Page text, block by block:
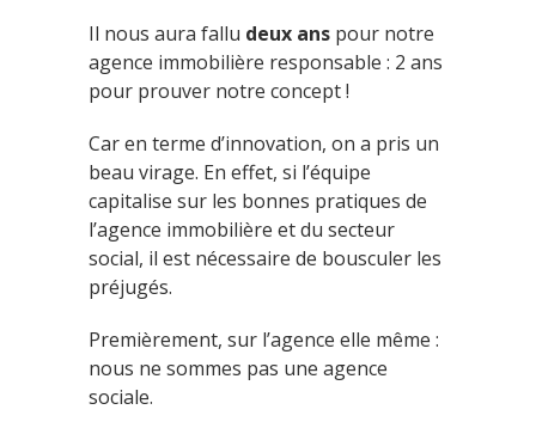
Il nous aura fallu deux ans pour notre
agence immobilière responsable : 2 ans
pour prouver notre concept !
Car en terme d’innovation, on a pris un
beau virage. En effet, si l’équipe
capitalise sur les bonnes pratiques de
l’agence immobilière et du secteur
social, il est nécessaire de bousculer les
préjugés.
Premièrement, sur l’agence elle même :
nous ne sommes pas une agence
sociale.